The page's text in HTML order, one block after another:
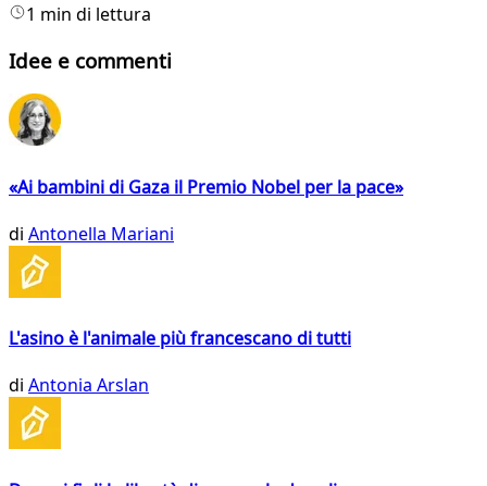
1 min di lettura
Idee e commenti
«Ai bambini di Gaza il Premio Nobel per la pace»
di Antonella Mariani
L'asino è l'animale più francescano di tutti
di Antonia Arslan